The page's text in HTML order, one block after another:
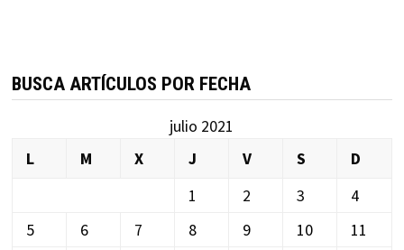
BUSCA ARTÍCULOS POR FECHA
julio 2021
L
M X J V S
D
1
2 3
4
5
6 7 8 9 10
11